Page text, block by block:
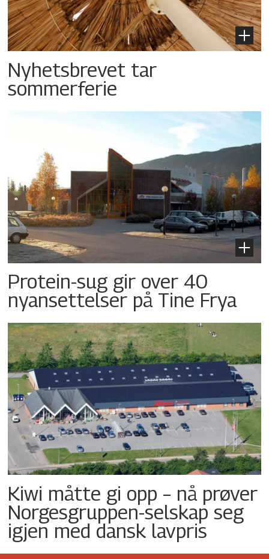
Nyhetsbrevet tar
sommerferie
Protein-sug gir over 40
nyansettelser på Tine Frya
Kiwi måtte gi opp – nå prøver
Norgesgruppen-selskap seg
igjen med dansk lavpris